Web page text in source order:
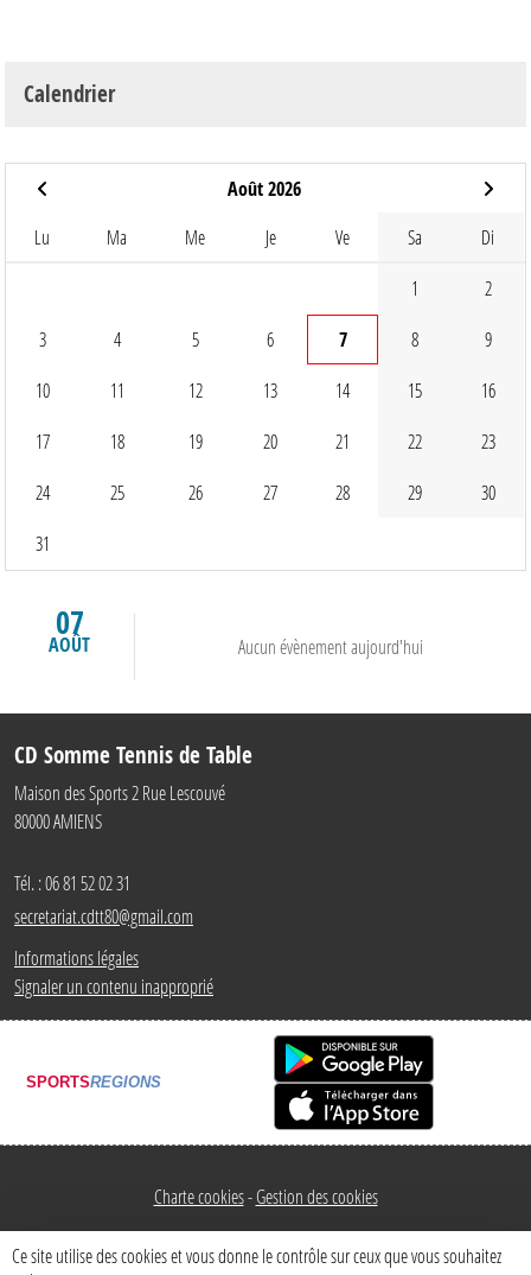
Calendrier
Août 2026
Lu Ma Me Je Ve Sa Di
1 2
3 4 5 6 7 8 9
10 11 12 13 14 15 16
17 18 19 20 21 22 23
24 25 26 27 28 29 30
31
07
AOÛT Aucun évènement aujourd'hui
CD Somme Tennis de Table
Maison des Sports 2 Rue Lescouvé
80000AMIENS
Tél. :06 81 52 02 31
secretariat.cdtt80@gmail.com
Informations légales
Signaler un contenu inapproprié
SPORTSREGIONS
Charte cookies Gestion des cookies
Ce site utilise des cookies et vous donne le contrôle sur ceux que vous souhaitez